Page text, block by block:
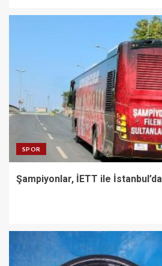
SPOR
Şampiyonlar, İETT ile İstanbul’da